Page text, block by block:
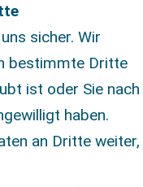
sicher. Wir
bestimmte Dritte
ist oder Sie nach
haben.
an Dritte weiter,